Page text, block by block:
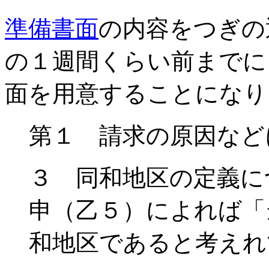
準備書面の内容をつぎ
の１週間くらい前まで
面を用意することにな
第１ 請求の原因など
３ 同和地区の定義に
申（乙５）によれば
和地区であると考え